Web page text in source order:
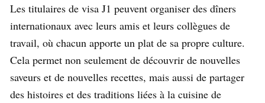
Les titulaires de visa J1 peuvent organiser des dîners
internationaux avec leurs amis et leurs collègues de
travail, où chacun apporte un plat de sa propre culture.
Cela permet non seulement de découvrir de nouvelles
saveurs et de nouvelles recettes, mais aussi de partager
des histoires et des traditions liées à la cuisine de